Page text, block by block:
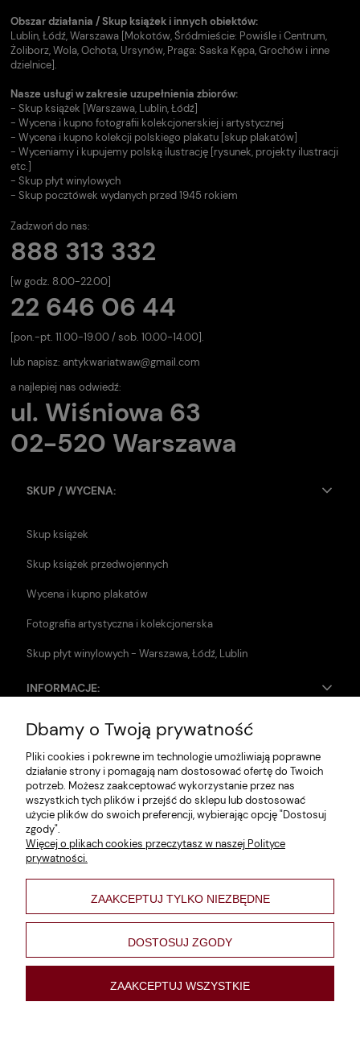
Obszar działania / Skup książek i innych obiektów:
Lublin, Łódź, Warszawa [Mokotów, Śródmieście: Powiśle i Centrum,
Żoliborz, Wola, Ochota, Ursynów, Praga: Saska Kępa, Grochów i inne
dzielnice].
Nasze usługi w zakresie uzupełnienia zbiorów:
- Skup książek [Warszawa, Lublin, Łódź]
- Wycena i kupno fotografii kolekcjonerskiej i artystycznej
- Wycena i kupno kolekcji polskiego plakatu [skup plakatów]
- Wyceniamy i kupujemy polską ilustrację [rysunek, projekty ilustracji
etc.]
- Skup płyt winylowych
- Skup pocztówek wydanych przed 1945 rokiem
Zadzwoń do nas:
888 313 332
[w godz. 8.00-22.00]
22 646 06 44
[pon.-pt. 11.00-19.00 / sob. 10.00-14.00].
lub napisz: antykwariatwaw@gmail.com
a najlepiej nas odwiedź:
ul. Wiśniowa 63
02-520 Warszawa
SKUP / WYCENA:
Skup książek
Skup książek przedwojennych
Wycena i kupno plakatów
Fotografia artystyczna i kolekcjonerska
Skup płyt winylowych - Warszawa, Łódź, Lublin
INFORMACJE:
Zwroty i reklamacje
Dane firmy
Jak szukać?
Polityka prywatności
Regulamin
Poltyka cookies
varsaviana
Nowości
Dbamy o Twoją prywatność
Pliki cookies i pokrewne im technologie umożliwiają poprawne
działanie strony i pomagają nam dostosować ofertę do Twoich
potrzeb. Możesz zaakceptować wykorzystanie przez nas
wszystkich tych plików i przejść do sklepu lub dostosować
użycie plików do swoich preferencji, wybierając opcję "Dostosuj
zgody".
Więcej o plikach cookies przeczytasz w naszej Polityce
prywatności.
ZAAKCEPTUJ TYLKO NIEZBĘDNE
DOSTOSUJ ZGODY
ZAAKCEPTUJ WSZYSTKIE